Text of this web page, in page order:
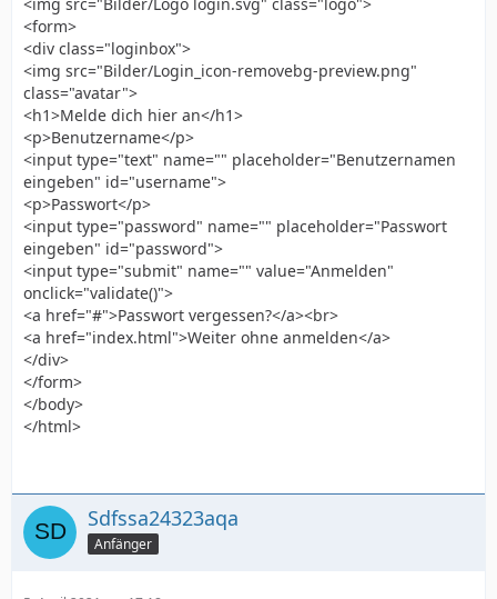
<form>
<div class="loginbox">
<img src="Bilder/Login_icon-removebg-preview.png"
class="avatar">
<h1>Melde dich hier an</h1>
<p>Benutzername</p>
<input type="text" name="" placeholder="Benutzernamen
eingeben" id="username">
<p>Passwort</p>
<input type="password" name="" placeholder="Passwort
eingeben" id="password">
<input type="submit" name="" value="Anmelden"
onclick="validate()">
<a href="#">Passwort vergessen?</a><br>
<a href="index.html">Weiter ohne anmelden</a>
</div>
</form>
</body>
</html>
Sdfssa24323aqa
Anfänger